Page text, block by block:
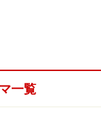
一覧